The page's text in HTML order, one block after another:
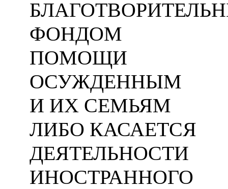
ФОНДОМ
ПОМОЩИ
ОСУЖДЕННЫМ
И ИХ СЕМЬЯМ
ЛИБО КАСАЕТСЯ
ДЕЯТЕЛЬНОСТИ
ИНОСТРАННОГО